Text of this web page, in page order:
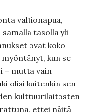
valtionapua,
tasolla yli
ovat koko
myöntänyt, kun se
– mutta vain
olisi kuitenkin sen
kulttuurilaitosten
ettei näitä